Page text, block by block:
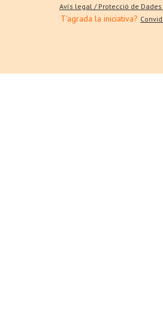
Avís legal / Protecció de
T'agrada la iniciativa?